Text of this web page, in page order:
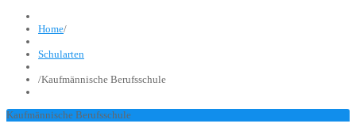
Home/
Schularten
/Kaufmännische Berufsschule
Kaufmännische Berufsschule